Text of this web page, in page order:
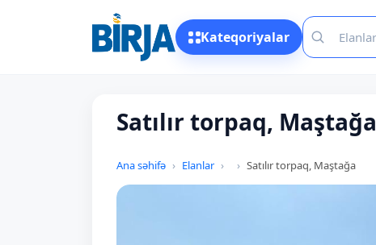
Kateqoriyalar
Satılır torpaq, Maştağa
Ana səhifə Elanlar Satılır torpaq, Maştağa